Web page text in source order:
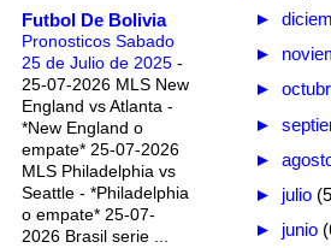
Futbol De Bolivia
Pronosticos Sabado
25 de Julio de 2025 -
25-07-2026 MLS New
England vs Atlanta -
*New England o
empate* 25-07-2026
MLS Philadelphia vs
Seattle - *Philadelphia
o empate* 25-07-
2026 Brasil serie ...
►
►
►
►
►
► julio
► junio